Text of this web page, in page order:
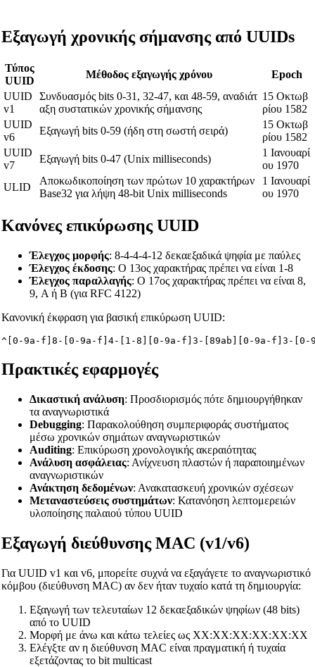
Εξαγωγή χρονικής σήμανσης από UUIDs
Τύπος
UUID
Μέθοδος εξαγωγής χρόνου
Epoch
UUID
v1
Συνδυασμός bits 0-31, 32-47, και 48-59, αναδιάτ
αξη συστατικών χρονικής σήμανσης
15 Οκτωβ
ρίου 1582
UUID
v6
Εξαγωγή bits 0-59 (ήδη στη σωστή σειρά)
15 Οκτωβ
ρίου 1582
UUID
v7
Εξαγωγή bits 0-47 (Unix milliseconds)
1 Ιανουαρί
ου 1970
ULID
Αποκωδικοποίηση των πρώτων 10 χαρακτήρων
Base32 για λήψη 48-bit Unix milliseconds
1 Ιανουαρί
ου 1970
Κανόνες επικύρωσης UUID
Έλεγχος μορφής: 8-4-4-4-12 δεκαεξαδικά ψηφία με παύλες
Έλεγχος έκδοσης: Ο 13ος χαρακτήρας πρέπει να είναι 1-8
Έλεγχος παραλλαγής: Ο 17ος χαρακτήρας πρέπει να είναι 8,
9, A ή B (για RFC 4122)
Κανονική έκφραση για βασική επικύρωση UUID:
^[0-9a-f]8-[0-9a-f]4-[1-8][0-9a-f]3-[89ab][0-9a-f]3-[0-
Πρακτικές εφαρμογές
Δικαστική ανάλυση: Προσδιορισμός πότε δημιουργήθηκαν
τα αναγνωριστικά
Debugging: Παρακολούθηση συμπεριφοράς συστήματος
μέσω χρονικών σημάτων αναγνωριστικών
Auditing: Επικύρωση χρονολογικής ακεραιότητας
Ανάλυση ασφάλειας: Ανίχνευση πλαστών ή παραποιημένων
αναγνωριστικών
Ανάκτηση δεδομένων: Ανακατασκευή χρονικών σχέσεων
Μεταναστεύσεις συστημάτων: Κατανόηση λεπτομερειών
υλοποίησης παλαιού τύπου UUID
Εξαγωγή διεύθυνσης MAC (v1/v6)
Για UUID v1 και v6, μπορείτε συχνά να εξαγάγετε το αναγνωριστικό
κόμβου (διεύθυνση MAC) αν δεν ήταν τυχαίο κατά τη δημιουργία:
Εξαγωγή των τελευταίων 12 δεκαεξαδικών ψηφίων (48 bits)
από το UUID
Μορφή με άνω και κάτω τελείες ως XX:XX:XX:XX:XX:XX
Ελέγξτε αν η διεύθυνση MAC είναι πραγματική ή τυχαία
εξετάζοντας το bit multicast